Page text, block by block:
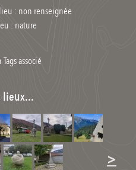
: non renseignée
: nature
associé
lieux...
>